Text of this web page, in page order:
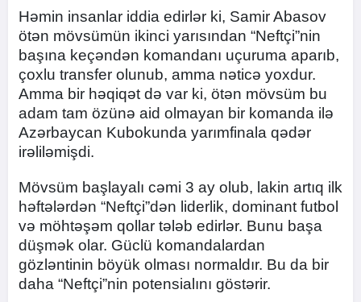
Həmin insanlar iddia edirlər ki, Samir Abasov
ötən mövsümün ikinci yarısından “Neftçi”nin
başına keçəndən komandanı uçuruma aparıb,
çoxlu transfer olunub, amma nəticə yoxdur.
Amma bir həqiqət də var ki, ötən mövsüm bu
adam tam özünə aid olmayan bir komanda ilə
Azərbaycan Kubokunda yarımfinala qədər
irəliləmişdi.
Mövsüm başlayalı cəmi 3 ay olub, lakin artıq ilk
həftələrdən “Neftçi”dən liderlik, dominant futbol
və möhtəşəm qollar tələb edirlər. Bunu başa
düşmək olar. Güclü komandalardan
gözləntinin böyük olması normaldır. Bu da bir
daha “Neftçi”nin potensialını göstərir.